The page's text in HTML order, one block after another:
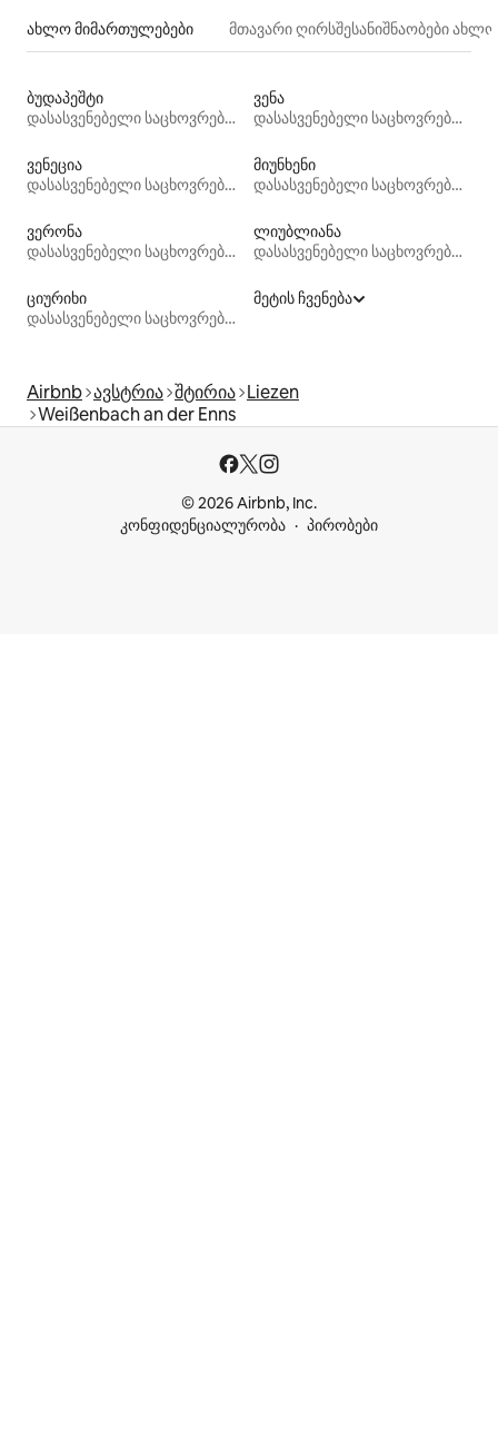
ახლო მიმართულებები მთავარი ღირსშესანიშნაობები
ბუდაპეშტი
დასასვენებელი საცხოვრებლები
ვენა
დასასვენებელი საცხოვრებლები
ვენეცია
დასასვენებელი საცხოვრებლები
მიუნხენი
დასასვენებელი საცხოვრებლები
ვერონა
დასასვენებელი საცხოვრებლები
ლიუბლიანა
დასასვენებელი საცხოვრებლები
ციურიხი
დასასვენებელი საცხოვრებლები
მეტის ჩვენება
Airbnb ავსტრია შტირია Liezen
Weißenbach an der Enns
© 2026 Airbnb, Inc.
კონფიდენციალურობა
პირობები